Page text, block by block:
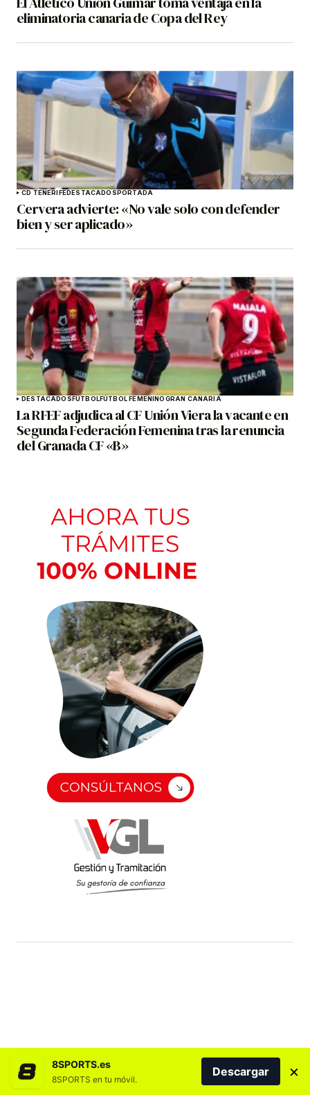
eliminatoria canaria de Copa del Rey
CD TENERIFEDESTACADOSPORTADA
Cervera advierte: «No vale solo con defender
bien y ser aplicado»
DESTACADOSFÚTBOLFÚTBOL FEMENINOGRAN CANARIA
La RFEF adjudica al CF Unión Viera la vacante en
Segunda Federación Femenina tras la renuncia
del Granada CF «B»
8SPORTS.es
8SPORTS en tu móvil.
Descargar ×